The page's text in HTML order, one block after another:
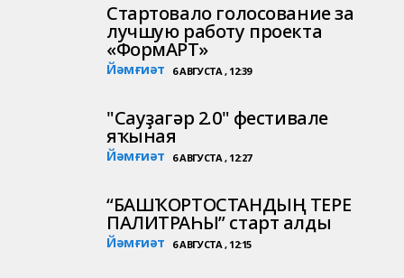
Стартовало голосование за
лучшую работу проекта
«ФормАРТ»
Йәмғиәт 6 АВГУСТА , 12:39
"Сауҙагәр 2.0" фестивале
яҡыная
Йәмғиәт 6 АВГУСТА , 12:27
“БАШҠОРТОСТАНДЫҢ ТЕРЕ
ПАЛИТРАҺЫ” старт алды
Йәмғиәт 6 АВГУСТА , 12:15